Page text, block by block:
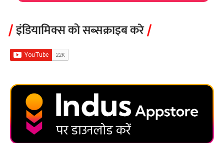
इंडियामिक्स को सब्सक्राइब करे